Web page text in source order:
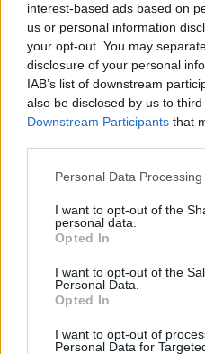
interest-based ads based on
us or personal information
your opt-out. You may
disclosure of your personal
IAB’s list of downstream
also be disclosed by us to
Downstream Participants that
Personal Data
I want to opt-out of the
personal data.
Opted In
I want to opt-out of the
Personal Data.
Opted In
I want to opt-out of
Personal Data for
Ajax groeit onder
blijft cruciaal
Ajax-talent Mohamed
geschiedenis
de basis bij FC
Servische media
Ouazane met Lionel
Ajax zet grote stap